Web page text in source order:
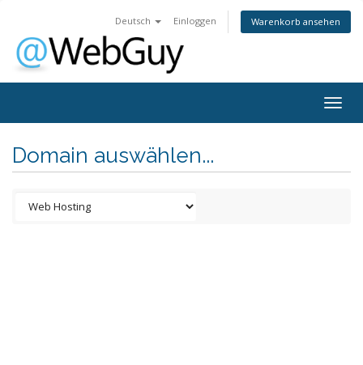
Deutsch Einloggen Warenkorb ansehen
Domain auswählen...